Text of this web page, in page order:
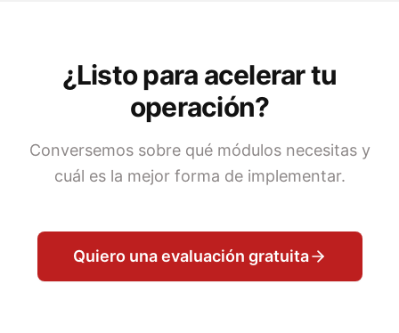
¿Listo para acelerar tu
operación?
Conversemos sobre qué módulos necesitas y
cuál es la mejor forma de implementar.
Quiero una evaluación gratuita